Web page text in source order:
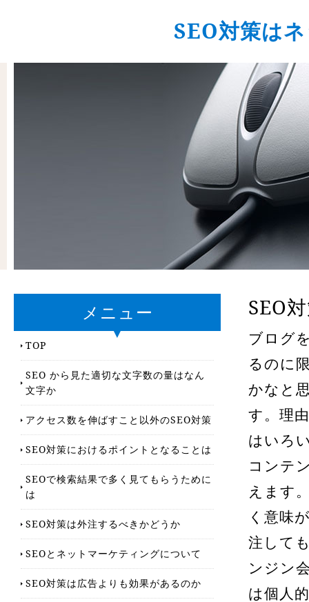
SEO対策は
SEO
ブログ
るのに
かなと
す。理
はいろ
コンテ
えます
く意味
注して
ンジン
は個人
メニュー
TOP
SEO から見た適切な文字数の量はなん
文字か
アクセス数を伸ばすこと以外のSEO対策
SEO対策におけるポイントとなることは
SEOで検索結果で多く見てもらうために
は
SEO対策は外注するべきかどうか
SEOとネットマーケティングについて
SEO対策は広告よりも効果があるのか